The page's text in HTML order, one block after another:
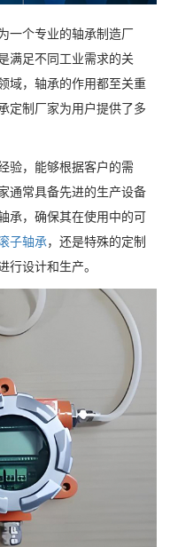
一个专业的轴承制造厂
满足不同工业需求的关
域，轴承的作用都至关重
定制厂家为用户提供了多
验，能够根据客户的需
通常具备先进的生产设备
承，确保其在使用中的可
子轴承 ，还是特殊的定制
行设计和生产。